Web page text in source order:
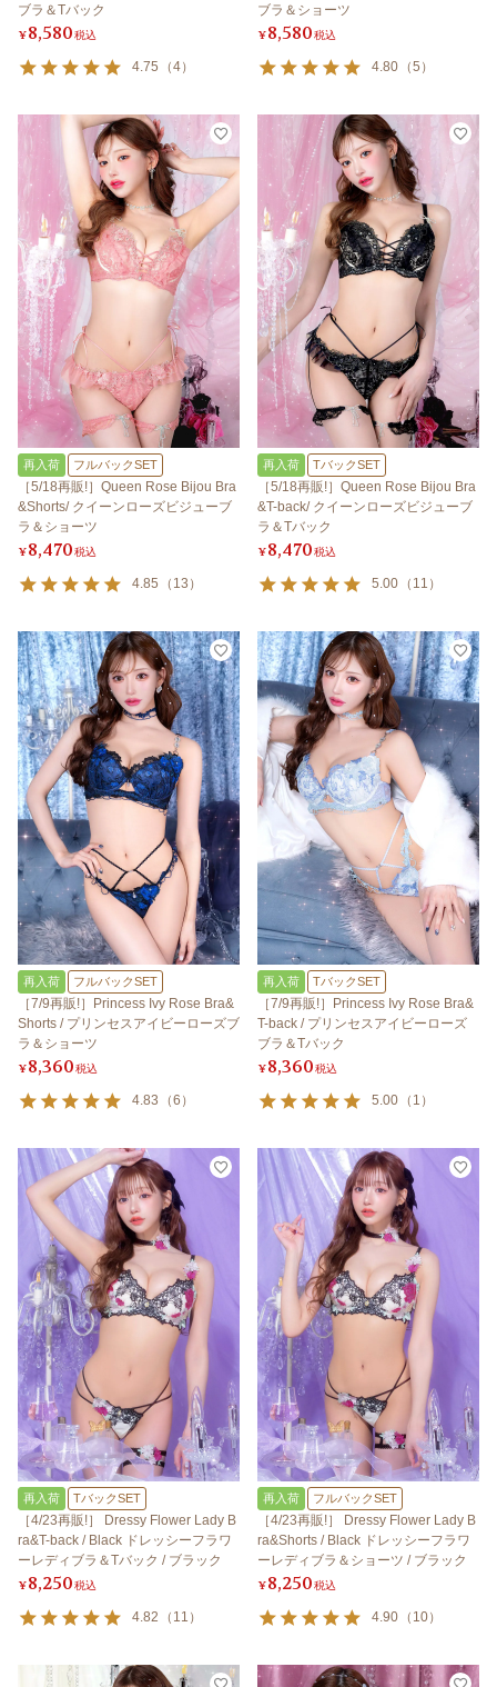
ブラ＆Tバック
¥8,580税込
4.75 （4）
ブラ＆ショーツ
¥8,580税込
4.80 （5 ）
再入荷 フルバックSET
［5/18再販!］Queen Rose Bijou Bra
&Shorts/ クイーンローズビジューブ
ラ＆ショーツ
¥8,470税込
4.85 （ 13 ）
再入荷 TバックSET
［5/18再販!］Queen Rose Bijou Bra
&T-back/ クイーンローズビジューブ
ラ＆Tバック
¥8,470税込
5.00 （ 11 ）
再入荷 フルバックSET
［7/9再販!］Princess Ivy Rose Bra&
Shorts / プリンセスアイビーローズブ
ラ＆ショーツ
¥8,360税込
4.83 （6 ）
再入荷 TバックSET
［7/9再販!］Princess Ivy Rose Bra&
T-back / プリンセスアイビーローズ
ブラ＆Tバック
¥8,360税込
5.00 （ 1 ）
再入荷 TバックSET
［4/23再販!］ Dressy Flower Lady B
ra&T-back / Black ドレッシーフラワ
ーレディブラ＆Tバック / ブラック
¥8,250税込
4.82 （ 11 ）
再入荷 フルバックSET
［4/23再販!］ Dressy Flower Lady B
ra&Shorts / Black ドレッシーフラワ
ーレディブラ＆ショーツ / ブラック
¥8,250税込
4.90 （ 10）